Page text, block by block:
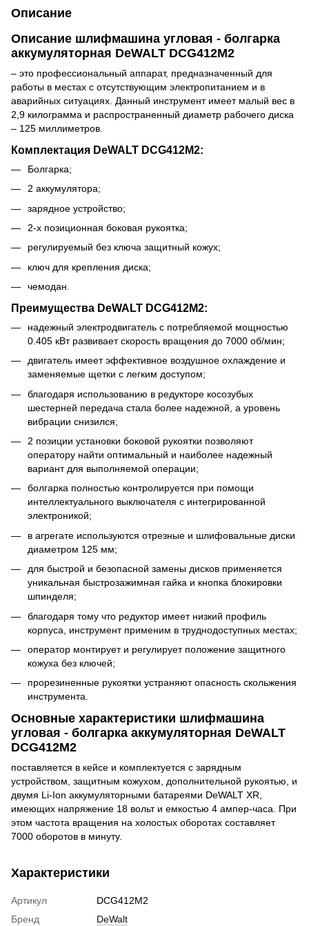
Описание
Описание шлифмашина угловая - болгарка
аккумуляторная DeWALT DCG412M2
– это профессиональный аппарат, предназначенный для
работы в местах с отсутствующим электропитанием и в
аварийных ситуациях. Данный инструмент имеет малый вес в
2,9 килограмма и распространенный диаметр рабочего диска
– 125 миллиметров.
Комплектация DeWALT DCG412M2:
Болгарка;
2 аккумулятора;
зарядное устройство;
2-х позиционная боковая рукоятка;
регулируемый без ключа защитный кожух;
ключ для крепления диска;
чемодан.
Преимущества DeWALT DCG412M2:
надежный электродвигатель с потребляемой мощностью
0.405 кВт развивает скорость вращения до 7000 об/мин;
двигатель имеет эффективное воздушное охлаждение и
заменяемые щетки с легким доступом;
благодаря использованию в редукторе косозубых
шестерней передача стала более надежной, а уровень
вибрации снизился;
2 позиции установки боковой рукоятки позволяют
оператору найти оптимальный и наиболее надежный
вариант для выполняемой операции;
болгарка полностью контролируется при помощи
интеллектуального выключателя с интегрированной
электроникой;
в агрегате используются отрезные и шлифовальные диски
диаметром 125 мм;
для быстрой и безопасной замены дисков применяется
уникальная быстрозажимная гайка и кнопка блокировки
шпинделя;
благодаря тому что редуктор имеет низкий профиль
корпуса, инструмент применим в труднодоступных местах;
оператор монтирует и регулирует положение защитного
кожуха без ключей;
прорезиненные рукоятки устраняют опасность скольжения
инструмента.
Основные характеристики шлифмашина
угловая - болгарка аккумуляторная DeWALT
DCG412M2
поставляется в кейсе и комплектуется с зарядным
устройством, защитным кожухом, дополнительной рукоятью, и
двумя Li-Ion аккумуляторными батареями DeWALT XR,
имеющих напряжение 18 вольт и емкостью 4 ампер-часа. При
этом частота вращения на холостых оборотах составляет
7000 оборотов в минуту.
Характеристики
Артикул
DCG412M2
Бренд
DeWalt